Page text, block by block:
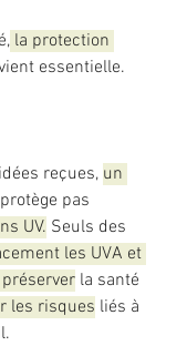
la protection
essentielle.
reçues, un
pas
UV. Seuls des
les UVA et
préserver la santé
les risques liés à